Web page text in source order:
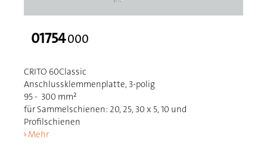
01754000
CRITO 60Classic
Anschlussklemmenplatte, 3-polig
95 - 300 mm²
für Sammelschienen: 20, 25, 30 x 5, 10 und
Profilschienen
Mehr